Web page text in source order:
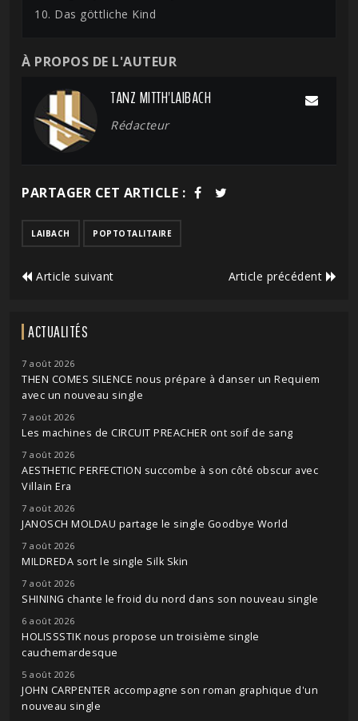
10. Das göttliche Kind
À PROPOS DE L'AUTEUR
TANZ MITTH'LAIBACH
Rédacteur
PARTAGER CET ARTICLE :
LAIBACH POPTOTALITAIRE
Article suivant Article précédent
ACTUALITÉS
7 août 2026
THEN COMES SILENCE nous prépare à danser un Requiem
avec un nouveau single
7 août 2026
Les machines de CIRCUIT PREACHER ont soif de sang
7 août 2026
AESTHETIC PERFECTION succombe à son côté obscur avec
Villain Era
7 août 2026
JANOSCH MOLDAU partage le single Goodbye World
7 août 2026
MILDREDA sort le single Silk Skin
7 août 2026
SHINING chante le froid du nord dans son nouveau single
6 août 2026
HOLISSSTIK nous propose un troisième single
cauchemardesque
5 août 2026
JOHN CARPENTER accompagne son roman graphique d'un
nouveau single